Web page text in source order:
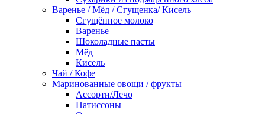
Варенье / Мёд / Сгущенка/ Кисель
Сгущённое молоко
Варенье
Шоколадные пасты
Мёд
Кисель
Чай / Кофе
Маринованные овощи / фрукты
Ассорти/Лечо
Патиссоны